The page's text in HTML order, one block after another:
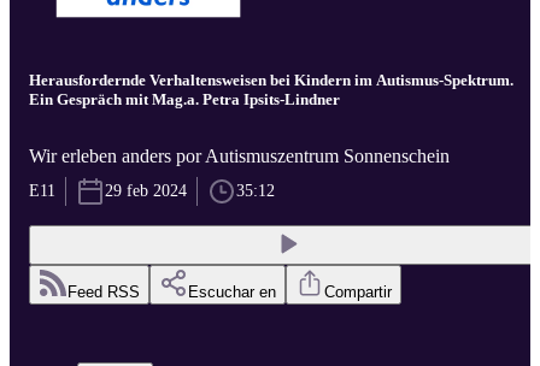
Herausfordernde Verhaltensweisen bei Kindern im Autismus-Spektrum.
Ein Gespräch mit Mag.a. Petra Ipsits-Lindner
Wir erleben anders por Autismuszentrum Sonnenschein
E11 29 feb 2024 35:12
Feed RSS Escuchar en Compartir